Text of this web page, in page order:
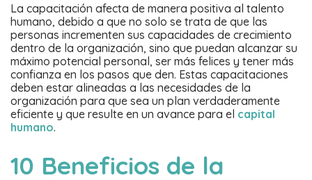
La capacitación afecta de manera positiva al talento
humano, debido a que no solo se trata de que las
personas incrementen sus capacidades de crecimiento
dentro de la organización, sino que puedan alcanzar su
máximo potencial personal, ser más felices y tener más
confianza en los pasos que den. Estas capacitaciones
deben estar alineadas a las necesidades de la
organización para que sea un plan verdaderamente
eficiente y que resulte en un avance para el capital
humano.
10 Beneficios de la